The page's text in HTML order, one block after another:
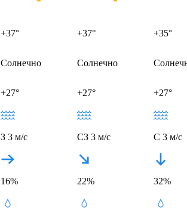
+37° +37° +35°
Солнечно Солнечно
+27°
З 3 м/с
16%
+27°
СЗ 3 м/с
22%
+27°
С 3 м/с
32%